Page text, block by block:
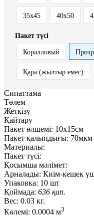
35x45 40x50
Пакет түсі
Коралловый
Қара (жылтыр емес)
Сипаттама
Төлем
Жеткізу
Қайтару
Пакет өлшемі: 10x15см
Пакет қалыңдығы: 70мкм
Материалы:
Пакет түсі:
Қосымша мәлімет:
Арналады: Киім-кешек
Упаковка: 10 шт
Қоймада: 636 қап.
Вес: 0.03 кг.
Көлемі: 0.0004 м3